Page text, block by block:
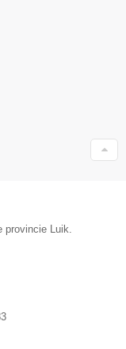
provincie Luik.